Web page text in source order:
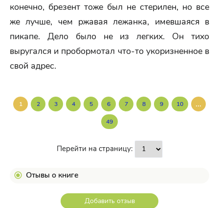
конечно, брезент тоже был не стерилен, но все
же лучше, чем ржавая лежанка, имевшаяся в
пикапе. Дело было не из легких. Он тихо
выругался и пробормотал что-то укоризненное в
свой адрес.
1 2 3 4 5 6 7 8 9 10 ...
49
Перейти на страницу:
Отывы о книге
Добавить отзыв